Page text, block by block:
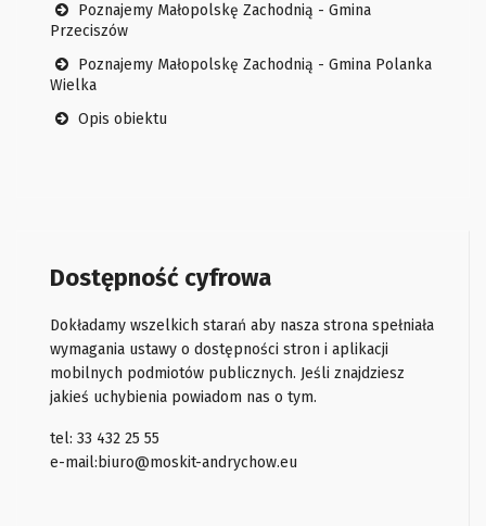
Poznajemy Małopolskę Zachodnią - Gmina
Przeciszów
Poznajemy Małopolskę Zachodnią - Gmina Polanka
Wielka
Opis obiektu
Dostępność cyfrowa
Dokładamy wszelkich starań aby nasza strona spełniała
wymagania ustawy o dostępności stron i aplikacji
mobilnych podmiotów publicznych. Jeśli znajdziesz
jakieś uchybienia powiadom nas o tym.
tel: 33 432 25 55
e-mail: biuro@moskit-andrychow.eu